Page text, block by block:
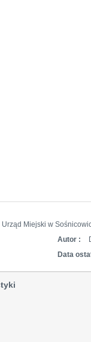
Urząd Miejski w
Autor :
Data